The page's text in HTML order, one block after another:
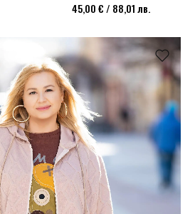
45,00 € / 88,01 лв.